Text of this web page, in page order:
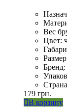
Вес
Цвет:
Бренд:
179 грн.
В корзину